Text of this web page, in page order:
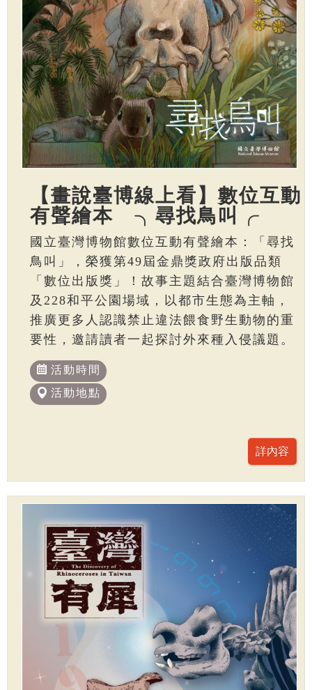
【畫說臺博線上看】數位互動
有聲繪本 ╮尋找鳥叫╭
國立臺灣博物館數位互動有聲繪本：「尋找
鳥叫」，榮獲第49屆金鼎獎政府出版品類
「數位出版獎」！故事主題結合臺灣博物館
及228和平公園場域，以都市生態為主軸，
推廣更多人認識禁止違法餵食野生動物的重
要性，邀請讀者一起探討外來種入侵議題。
活動時間
活動地點